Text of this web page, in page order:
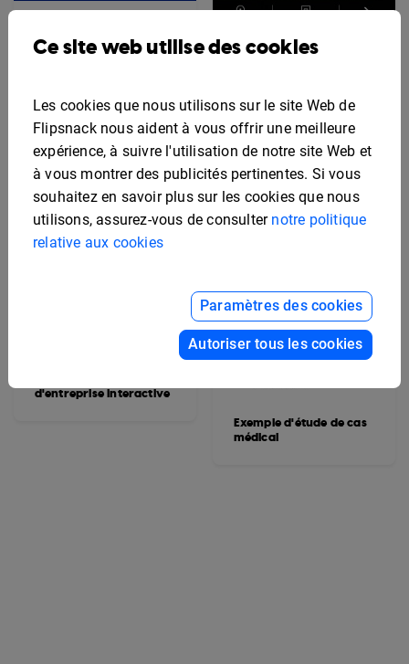
de contenu
d'entreprise interactive
Exemple de brochure
Exemple d'étude de cas
médical
Ce site web utilise des cookies
Les cookies que nous utilisons sur le site Web de
Flipsnack nous aident à vous offrir une meilleure
expérience, à suivre l'utilisation de notre site Web et
à vous montrer des publicités pertinentes. Si vous
souhaitez en savoir plus sur les cookies que nous
utilisons, assurez-vous de consulter notre politique
relative aux cookies
Paramètres des cookies
Autoriser tous les cookies